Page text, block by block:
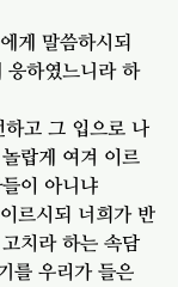
게 말씀하시되
응하였느니라 하
고 그 입으로 나
랍게 여겨 이르
이 아니냐
르시되 너희가 반
치라 하는 속담
를 우리가 들은